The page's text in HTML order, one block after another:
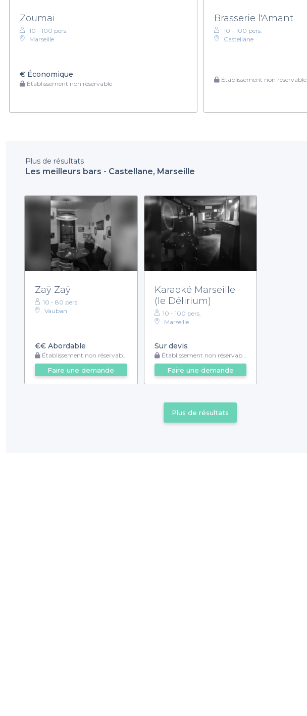
Zoumaï
10 - 100 pers.
Marseille
€ Économique
Établissement non réservable
Brasserie l'Amant
10 - 100 pers.
Castellane
Établissement non réservable
Plus de résultats
Les meilleurs bars - Castellane, Marseille
Zaÿ Zaÿ
10 - 80 pers.
Vauban
€€ Abordable
Établissement non réservable
Faire une demande
Karaoké Marseille
(le Délirium)
10 - 100 pers.
Marseille
Sur devis
Établissement non réservable
Faire une demande
Plus de résultats